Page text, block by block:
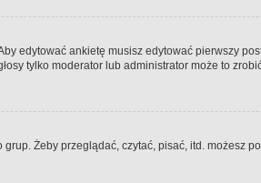
edytować ankietę musisz edytować pierwszy
tylko moderator lub administrator może to
Żeby przeglądać, czytać, pisać, itd. możesz